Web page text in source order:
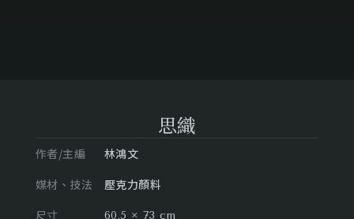
思織
作者/主編
林鴻文
媒材、技法
壓克力顏料
尺寸
60.5 × 73 cm